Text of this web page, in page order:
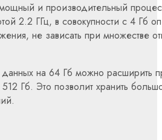
и производительный
2.2 ГГц, в совокупности с 4 Гб
не зависать при множестве
на 64 Гб можно расширить
Гб. Это позволит хранить